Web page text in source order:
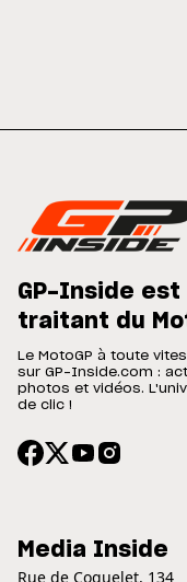
GP-Inside est
traitant du
Le MotoGP à toute
sur GP-Inside.com :
photos et vidéos.
de clic !
Media Inside
Rue de Coquelet, 134